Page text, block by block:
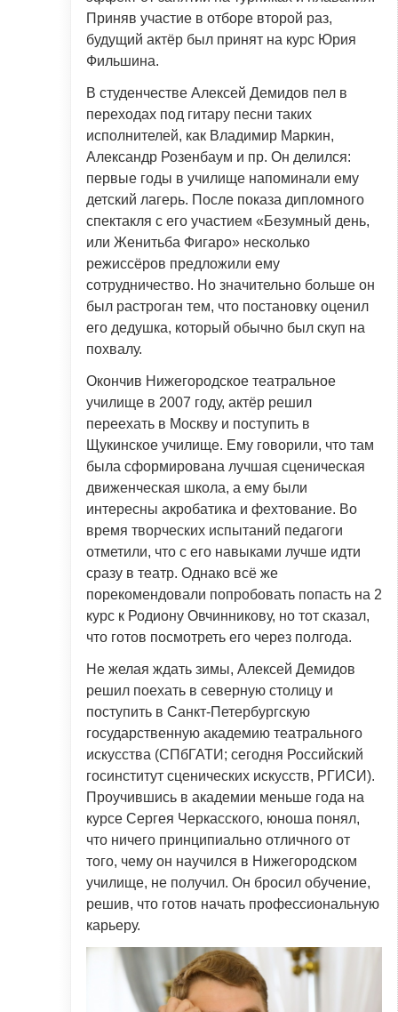
Приняв участие в отборе второй раз,
будущий актёр был принят на курс Юрия
Фильшина.
В студенчестве Алексей Демидов пел в
переходах под гитару песни таких
исполнителей, как Владимир Маркин,
Александр Розенбаум и пр. Он делился:
первые годы в училище напоминали ему
детский лагерь. После показа дипломного
спектакля с его участием «Безумный день,
или Женитьба Фигаро» несколько
режиссёров предложили ему
сотрудничество. Но значительно больше он
был растроган тем, что постановку оценил
его дедушка, который обычно был скуп на
похвалу.
Окончив Нижегородское театральное
училище в 2007 году, актёр решил
переехать в Москву и поступить в
Щукинское училище. Ему говорили, что там
была сформирована лучшая сценическая
движенческая школа, а ему были
интересны акробатика и фехтование. Во
время творческих испытаний педагоги
отметили, что с его навыками лучше идти
сразу в театр. Однако всё же
порекомендовали попробовать попасть на 2
курс к Родиону Овчинникову, но тот сказал,
что готов посмотреть его через полгода.
Не желая ждать зимы, Алексей Демидов
решил поехать в северную столицу и
поступить в Санкт-Петербургскую
государственную академию театрального
искусства (СПбГАТИ; сегодня Российский
госинститут сценических искусств, РГИСИ).
Проучившись в академии меньше года на
курсе Сергея Черкасского, юноша понял,
что ничего принципиально отличного от
того, чему он научился в Нижегородском
училище, не получил. Он бросил обучение,
решив, что готов начать профессиональную
карьеру.